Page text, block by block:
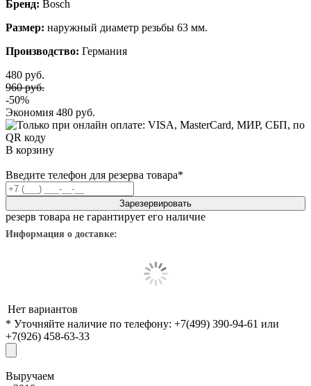
Бренд: Bosch
Размер: наружный диаметр резьбы 63 мм.
Производство: Германия
480 руб.
960 руб.
-50%
Экономия 480 руб.
В корзину
Введите телефон для резерва товара*
Зарезервировать
резерв товара не гарантирует его наличие
Информация о доставке:
Нет вариантов
* Уточняйте наличие по телефону: +7(499) 390-94-61 или
+7(926) 458-63-33
Выручаем